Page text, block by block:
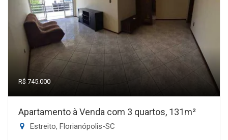
R$ 745.000
Apartamento à Venda com 3 quartos, 131m²
Estreito, Florianópolis-SC